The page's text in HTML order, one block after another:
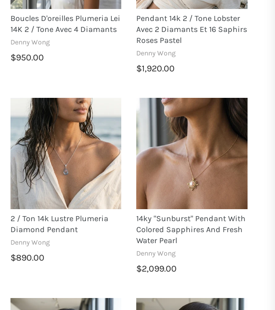
Boucles D'oreilles Plumeria Lei
14K 2 / Tone Avec 4 Diamants
Denny Wong
$950.00
Pendant 14k 2 / Tone Lobster
Avec 2 Diamants Et 16 Saphirs
Roses Pastel
Denny Wong
$1,920.00
2 / Ton 14k Lustre Plumeria
Diamond Pendant
Denny Wong
$890.00
14ky "Sunburst" Pendant With
Colored Sapphires And Fresh
Water Pearl
Denny Wong
$2,099.00